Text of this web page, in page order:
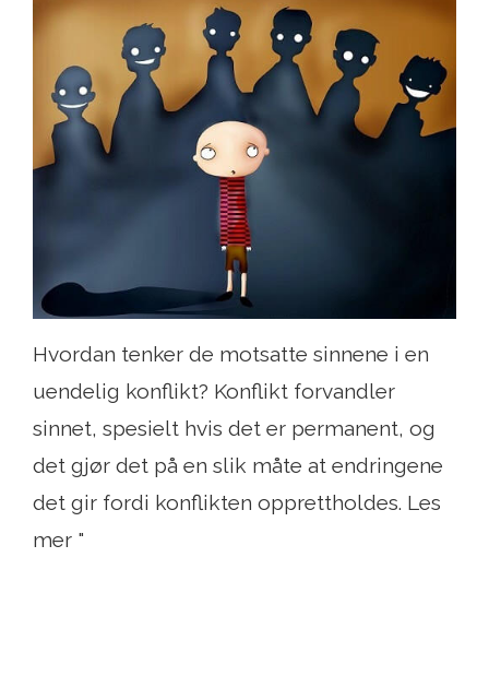
Hvordan tenker de motsatte sinnene i en
uendelig konflikt? Konflikt forvandler
sinnet, spesielt hvis det er permanent, og
det gjør det på en slik måte at endringene
det gir fordi konflikten opprettholdes. Les
mer "